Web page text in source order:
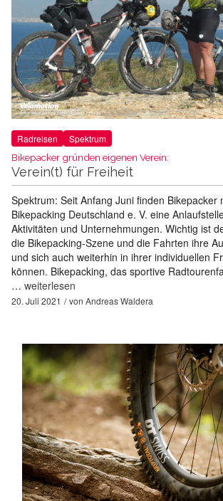
Radreisen Spektrum
Bikepacker gründen eigenen Verein:
Verein(t) für Freiheit
Spektrum: Seit Anfang Juni finden Bikepacker
Bikepacking Deutschland e. V. eine
Aktivitäten und Unternehmungen. Wichtig ist
die Bikepacking-Szene und die Fahrten ihre
und sich auch weiterhin in ihrer individuellen
können. Bikepacking, das sportive
… weiterlesen
20. Juli 2021 von Andreas Waldera